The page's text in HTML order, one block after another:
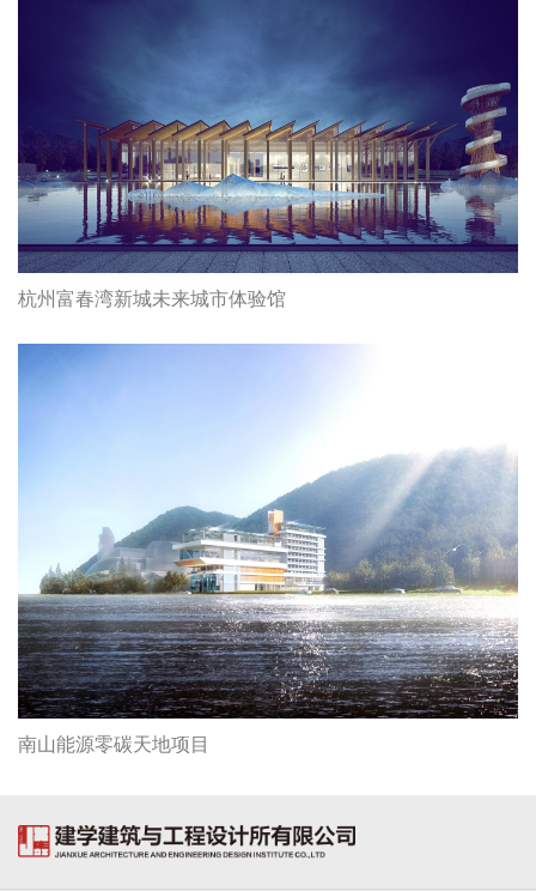
杭州富春湾新城未来城市体验馆
南山能源零碳天地项目